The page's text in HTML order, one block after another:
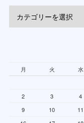
月 火 水
2
3 4
9
10 11